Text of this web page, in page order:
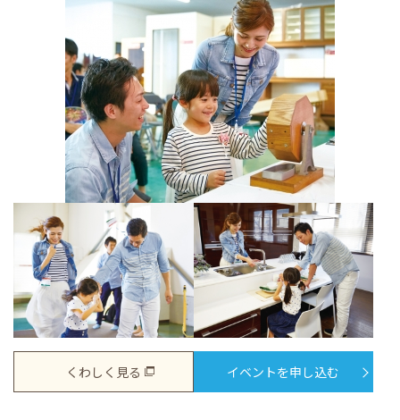
くわしく見る イベントを申し込む